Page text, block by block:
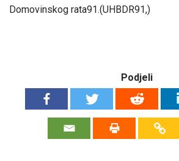
Domovinskog rata91.(UHBDR91,)
Podjeli